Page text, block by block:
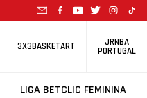
3X3BASKETART JRNBA
PORTUGAL
LIGA BETCLIC FEMININA